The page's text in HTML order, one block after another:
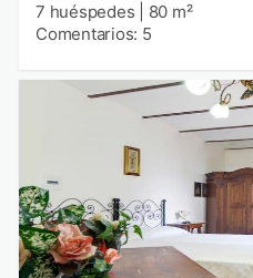
7 huéspedes
80 m²
Comentarios: 5